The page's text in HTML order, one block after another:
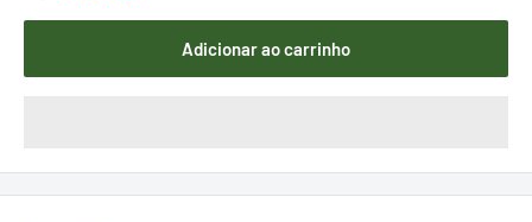
Adicionar ao carrinho